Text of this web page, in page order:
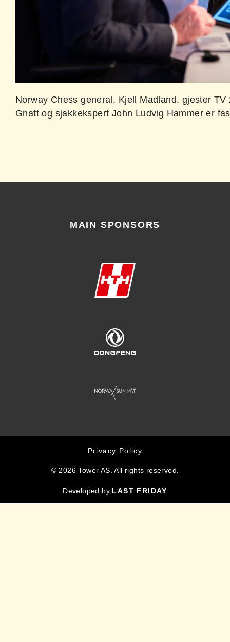
Norway Chess general, Kjell Madland, gjester
Gnatt og sjakkekspert John Ludvig Hammer er
MAIN SPONSORS
Privacy Policy
© 2026 Tower AS. All rights reserved.
Developed by LAST FRIDAY